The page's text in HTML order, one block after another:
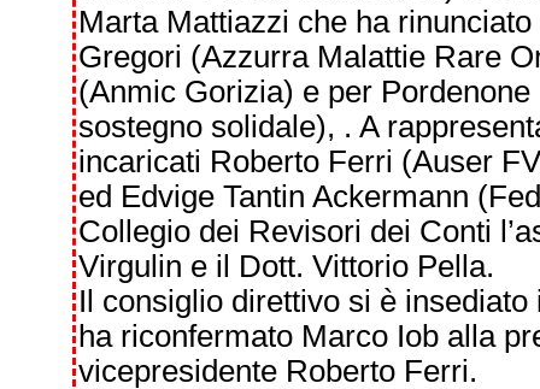
Marta Mattiazzi che ha
Gregori (Azzurra Malattie Rare
(Anmic Gorizia) e per
sostegno solidale), . A
incaricati Roberto Ferri (Auser
ed Edvige Tantin Ackermann
Collegio dei Revisori dei Conti
Virgulin e il Dott. Vittorio Pella.
Il consiglio direttivo si è
ha riconfermato Marco Iob alla
vicepresidente Roberto Ferri.